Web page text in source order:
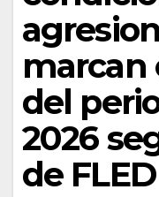
marcan
del
2026
de FLED